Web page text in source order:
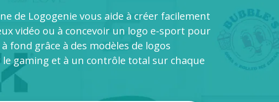
de Logogenie vous aide à créer facilement
vidéo ou à concevoir un logo e-sport pour
fond grâce à des modèles de logos
gaming et à un contrôle total sur chaque